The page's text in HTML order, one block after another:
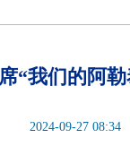
“我们的阿
2024-09-27 08:34